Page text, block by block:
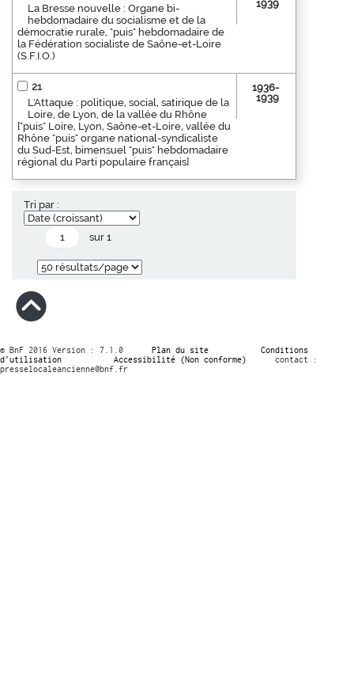
La Bresse nouvelle : Organe bi-
hebdomadaire du socialisme et de la
démocratie rurale, "puis" hebdomadaire de
la Fédération socialiste de Saône-et-Loire
(S.F.I.O.)
1939
21
L'Attaque : politique, social, satirique de la
Loire, de Lyon, de la vallée du Rhône
["puis" Loire, Lyon, Saône-et-Loire, vallée du
Rhône "puis" organe national-syndicaliste
du Sud-Est, bimensuel "puis" hebdomadaire
régional du Parti populaire français]
1936-
1939
Tri par :
sur 1
© BnF 2016 Version : 7.1.0 Plan du site
Conditions
d’utilisation
Accessibilité (Non conforme)
contact :
presselocaleancienne@bnf.fr